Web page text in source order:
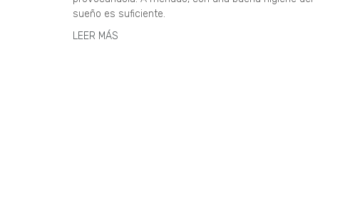
sueño es suficiente.
LEER MÁS